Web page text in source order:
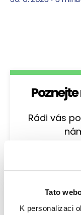
Tato
K personalizaci
Rádi vás